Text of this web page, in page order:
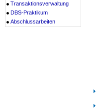
Transaktionsverwaltung
DBS-Praktikum
Abschlussarbeiten